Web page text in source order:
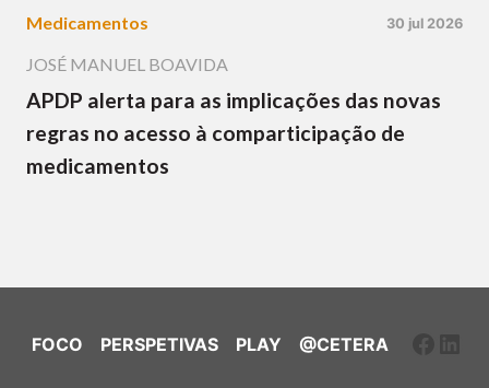
Medicamentos 30 jul 2026
JOSÉ MANUEL BOAVIDA
APDP alerta para as implicações das novas
regras no acesso à comparticipação de
medicamentos
FOCO PERSPETIVAS PLAY @CETERA